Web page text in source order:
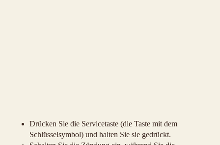
Drücken Sie die Servicetaste (die Taste mit dem
Schlüsselsymbol) und halten Sie sie gedrückt.